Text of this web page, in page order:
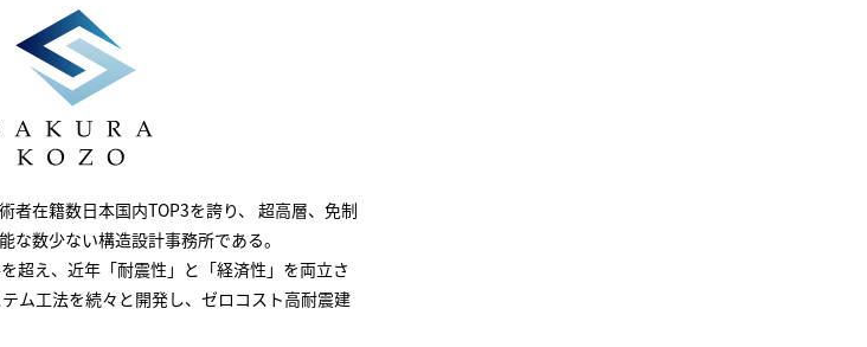
者在籍数日本国内TOP3を誇り、 超高層、免制
な数少ない構造設計事務所である。
超え、 近年「耐震性」と「経済性」を両立さ
ム工法を続々と開発し、 ゼロコスト高耐震建